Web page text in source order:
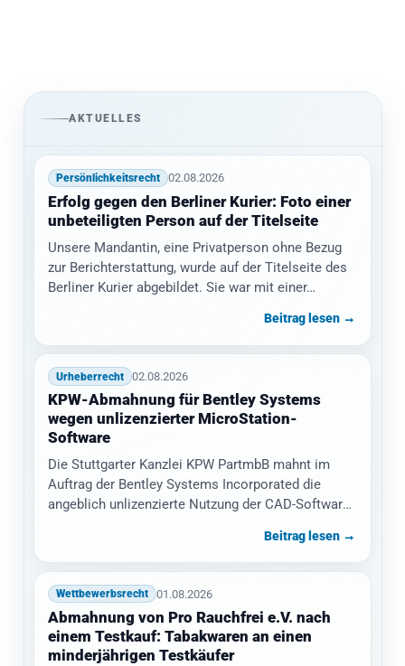
AKTUELLES
Persönlichkeitsrecht 02.08.2026
Erfolg gegen den Berliner Kurier: Foto einer
unbeteiligten Person auf der Titelseite
Unsere Mandantin, eine Privatperson ohne Bezug
zur Berichterstattung, wurde auf der Titelseite des
Berliner Kurier abgebildet. Sie war mit einer…
Beitrag lesen →
Urheberrecht 02.08.2026
KPW-Abmahnung für Bentley Systems
wegen unlizenzierter MicroStation-
Software
Die Stuttgarter Kanzlei KPW PartmbB mahnt im
Auftrag der Bentley Systems Incorporated die
angeblich unlizenzierte Nutzung der CAD-Software
Beitrag lesen →
Wettbewerbsrecht 01.08.2026
Abmahnung von Pro Rauchfrei e.V. nach
einem Testkauf: Tabakwaren an einen
minderjährigen Testkäufer